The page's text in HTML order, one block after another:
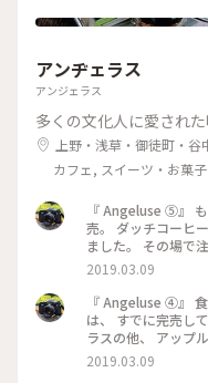
アンヂェラス
アンジェラス
多くの文化人に愛され
上野・浅草・御徒町・谷
カフェ, スイーツ・お菓子
『 Angeluse ⑤』 もうひとつの名物、 梅ダッチコーヒーも完
売。 ダッチコーヒ
ました。 その場で注いでくれるのですが、 撮るの忘れました
😅 美味しくいただきました。 最初で最後の訪問になりました
が、 本当に行くことが出
ヂェラス#浅草カフ
2019.03.09
『 Angeluse ④』 食べてみたかった、 レモンパイとミルフェ
は、 すでに完売し
ラスの他、 アップルパイ
は、みっちり。 サバリン
ンヂェラス#浅草カ
2019.03.09